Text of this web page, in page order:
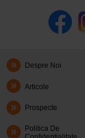
Despre Noi
Articole
Prospecte
Politica De